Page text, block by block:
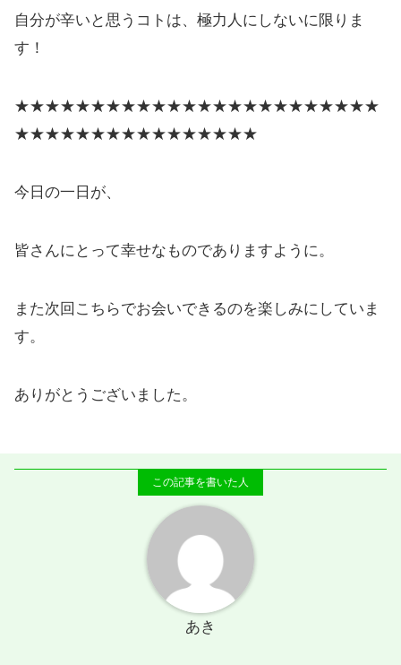
自分が辛いと思うコトは、極力人にしないに限りま
す！
★★★★★★★★★★★★★★★★★★★★★★★★
★★★★★★★★★★★★★★★★
今日の一日が、
皆さんにとって幸せなものでありますように。
また次回こちらでお会いできるのを楽しみにしていま
す。
ありがとうございました。
あき